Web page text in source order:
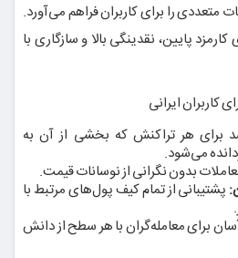
متعددی را برای کاربران فراهم می‌آورد.
پایین، نقدینگی بالا و سازگاری با
کاربران ایرانی
۰.۳ درصد برای هر تراکنش که بخشی از آن به
می‌شود.
بدون نگرانی از نوسانات قیمت.
پشتیبانی از تمام کیف پول‌های مرتبط با
برای معامله‌گران با هر سطح از دانش